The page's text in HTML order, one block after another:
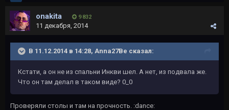
onakita 9 832
11 декабря, 2014
В 11.12.2014 в 14:28, Anna27Be сказал:
Кстати, а он не из спальни Инкви шел. А нет, из подвала же.
Что он там делал в таком виде? 0_0
Проверяли столы и там на прочность. :dance: